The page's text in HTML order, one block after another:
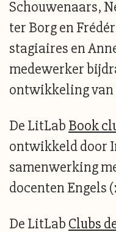
Schouwenaars,
ter Borg en
stagiaires en
medewerker
ontwikkeling van
De LitLab Book
ontwikkeld door
samenwerking
docenten Engels
De LitLab Clubs